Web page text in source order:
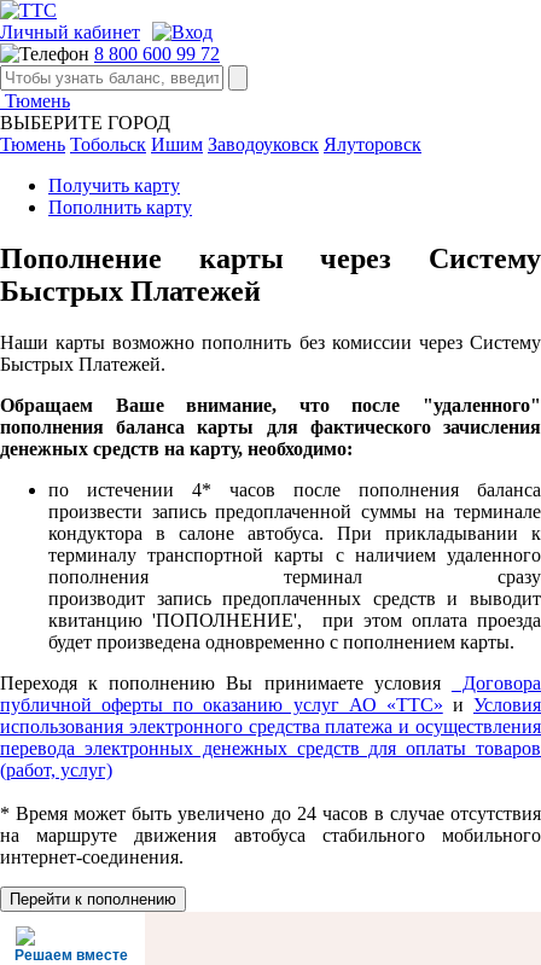
Личный кабинет
8 800 600 99 72
Тюмень
ВЫБЕРИТЕ ГОРОД
Тюмень Тобольск Ишим Заводоуковск Ялуторовск
Получить карту
Пополнить карту
Пополнение карты через Систему
Быстрых Платежей
Наши карты возможно пополнить без комиссии через Систему
Быстрых Платежей.
Обращаем Ваше внимание, что после "удаленного"
пополнения баланса карты для фактического зачисления
денежных средств на карту, необходимо:
по истечении 4* часов после пополнения баланса
произвести запись предоплаченной суммы на терминале
кондуктора в салоне автобуса. При прикладывании к
терминалу транспортной карты с наличием удаленного
пополнения терминал сразу
производит запись предоплаченных средств и выводит
квитанцию 'ПОПОЛНЕНИЕ', при этом оплата проезда
будет произведена одновременно с пополнением карты.
Переходя к пополнению Вы принимаете условия
Договора
публичной оферты по оказанию услуг АО «ТТС» и Условия
использования электронного средства платежа и осуществления
перевода электронных денежных средств для оплаты товаров
(работ, услуг)
* Время может быть увеличено до 24 часов в случае отсутствия
на маршруте движения автобуса стабильного мобильного
интернет-соединения.
Перейти к пополнению
Решаем вместе